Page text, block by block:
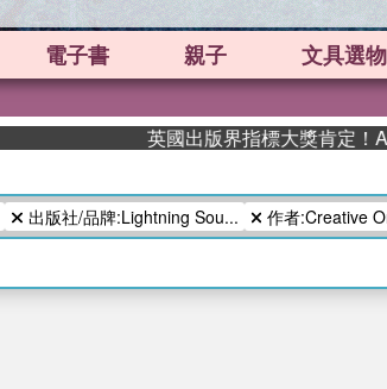
電子書 親子 文具選物
英國出版界指標大獎肯定！
出版社/品牌:Lightning Sou... 作者:Creative